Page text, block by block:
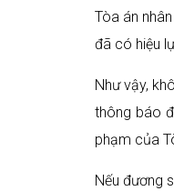
Tòa án
đã có hiệu
Như vậy,
thông báo
phạm của
Nếu đương